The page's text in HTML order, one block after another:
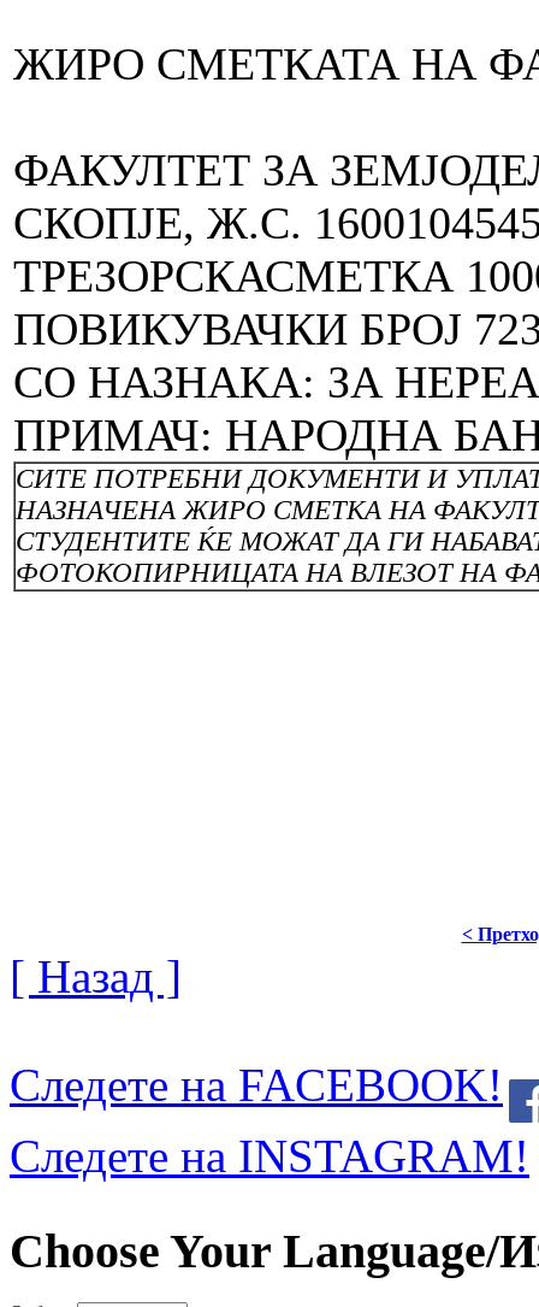
ЖИРО СМЕТКАТА НА
ФАКУЛТЕТ ЗА
СКОПЈЕ, Ж.С.
ТРЕЗОРСКАСМЕТКА
ПОВИКУВАЧКИ БРОЈ
СО НАЗНАКА: ЗА
ПРИМАЧ: НАРОДНА
СИТЕ ПОТРЕБНИ ДОКУМЕНТИ И
НАЗНАЧЕНА ЖИРО СМЕТКА НА
СТУДЕНТИТЕ ЌЕ МОЖАТ ДА ГИ
ФОТОКОПИРНИЦАТА НА ВЛЕЗОТ НА
<
[ Назад ]
Следете на FACEBOOK!
Следете на INSTAGRAM!
Choose Your Language/